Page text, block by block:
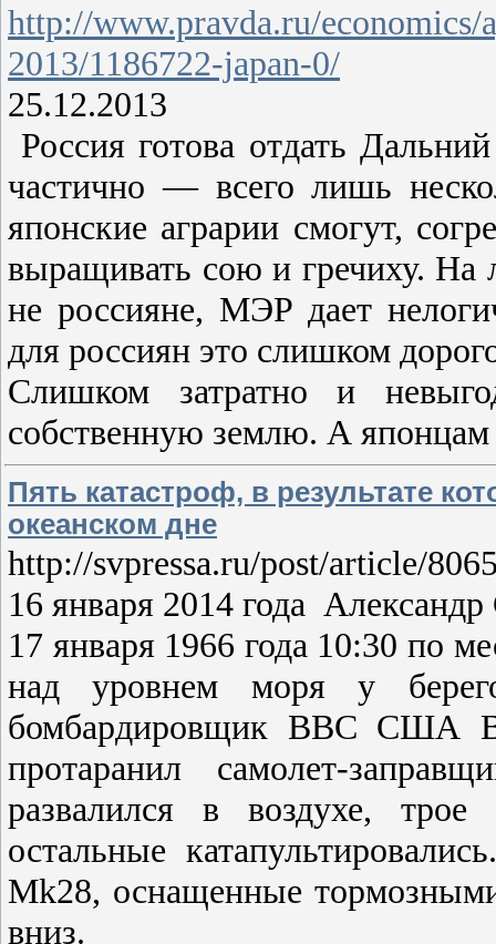
http://www.pravda.ru/
2013/1186722-japan-0/
25.12.2013
Россия готова отдать
частично — всего лишь
японские аграрии смогут,
выращивать сою и гречиху.
не россияне, МЭР дает
для россиян это слишком
Слишком затратно и
собственную землю. А
Пять катастроф, в результате
океанском дне
http://svpressa.ru/post/article/
16 января 2014 года
17 января 1966 года 10:30 по
над уровнем моря у
бомбардировщик ВВС США
протаранил самолет-
развалился в воздухе,
остальные
Mk28, оснащенные
вниз.